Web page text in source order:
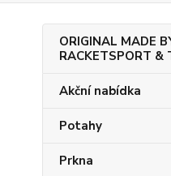
ORIGINAL MADE
RACKETSPORT &
Akční nabídka
Potahy
Prkna